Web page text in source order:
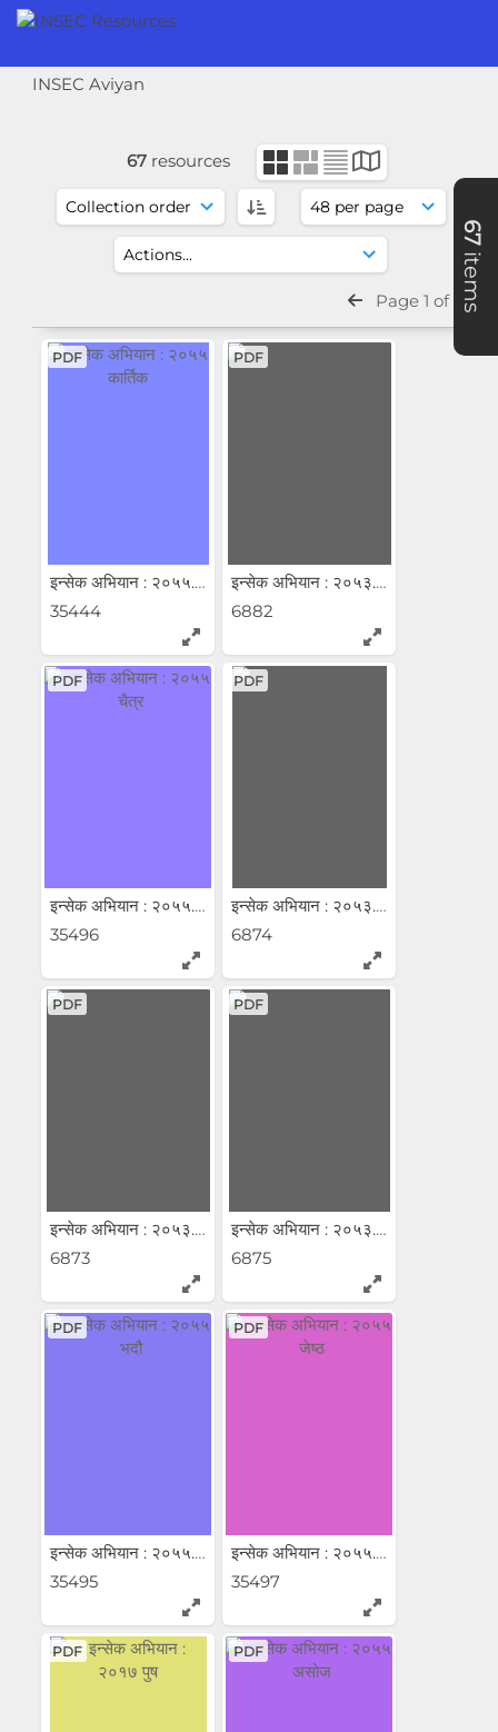
INSEC Aviyan
67 resources
Page 1 of 2
PDF
इन्सेक अभियान : २०५५...
35444
PDF
इन्सेक अभियान : २०५३...
6882
PDF
इन्सेक अभियान : २०५५...
35496
PDF
इन्सेक अभियान : २०५३...
6874
PDF
इन्सेक अभियान : २०५३...
6873
PDF
इन्सेक अभियान : २०५३...
6875
PDF
इन्सेक अभियान : २०५५...
35495
PDF
इन्सेक अभियान : २०५५...
35497
PDF PDF
67
items